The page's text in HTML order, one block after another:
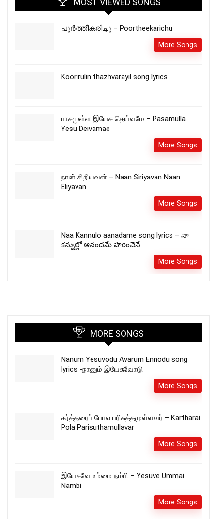
MOST VIEWED SONGS
പൂർത്തീകരിച്ചു – Poortheekarichu
More Songs
Koorirulin thazhvarayil song lyrics
பாசமுள்ள இயேசு தெய்வமே – Pasamulla
Yesu Deivamae
More Songs
நான் சிறியவன் – Naan Siriyavan Naan
Eliyavan
More Songs
Naa Kannulo aanadame song lyrics – నా
కన్నుల్లో ఆనందమే హరించెనే
More Songs
MORE SONGS
Nanum Yesuvodu Avarum Ennodu song
lyrics -நானும் இயேசுவோடு
More Songs
கர்த்தரைப் போல பரிசுத்தமுள்ளவர் – Kartharai
Pola Parisuthamullavar
More Songs
இயேசுவே உம்மை நம்பி – Yesuve Ummai
Nambi
More Songs